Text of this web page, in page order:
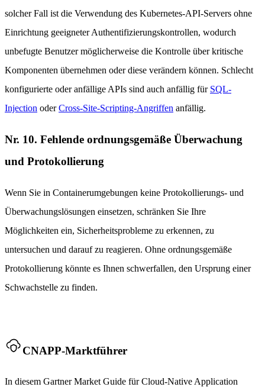
solcher Fall ist die Verwendung des Kubernetes-API-Servers ohne
Einrichtung geeigneter Authentifizierungskontrollen, wodurch
unbefugte Benutzer möglicherweise die Kontrolle über kritische
Komponenten übernehmen oder diese verändern können. Schlecht
konfigurierte oder anfällige APIs sind auch anfällig für SQL-
Injection oderCross-Site-Scripting-Angriffen anfällig.
Nr. 10. Fehlende ordnungsgemäße Überwachung
und Protokollierung
Wenn Sie in Containerumgebungen keine Protokollierungs- und
Überwachungslösungen einsetzen, schränken Sie Ihre
Möglichkeiten ein, Sicherheitsprobleme zu erkennen, zu
untersuchen und darauf zu reagieren. Ohne ordnungsgemäße
Protokollierung könnte es Ihnen schwerfallen, den Ursprung einer
Schwachstelle zu finden.
CNAPP-Marktführer
In diesem Gartner Market Guide für Cloud-Native Application